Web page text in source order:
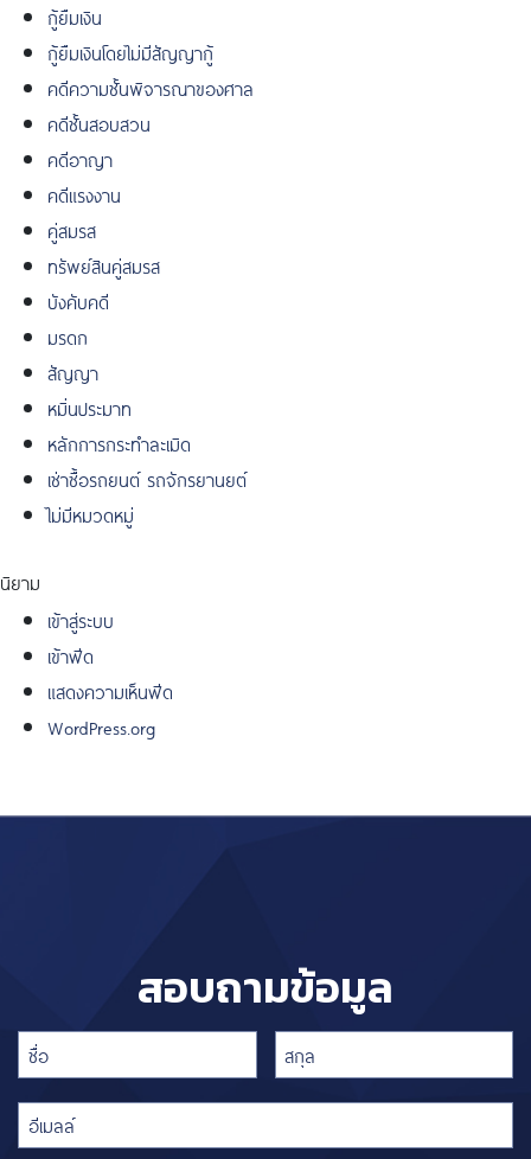
กู้ยืมเงิน
กู้ยืมเงินโดยไม่มีสัญญากู้
คดีความชั้นพิจารณาของศาล
คดีชั้นสอบสวน
คดีอาญา
คดีแรงงาน
คู่สมรส
ทรัพย์สินคู่สมรส
บังคับคดี
มรดก
สัญญา
หมิ่นประมาท
หลักการกระทำละเมิด
เช่าซื้อรถยนต์ รถจักรยานยต์
ไม่มีหมวดหมู่
นิยาม
เข้าสู่ระบบ
เข้าฟีด
แสดงความเห็นฟีด
WordPress.org
สอบถามข้อมูล